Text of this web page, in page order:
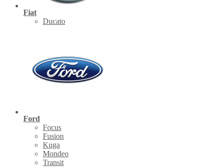
Fiat
Ducato
Ford
Focus
Fusion
Kuga
Mondeo
Transit